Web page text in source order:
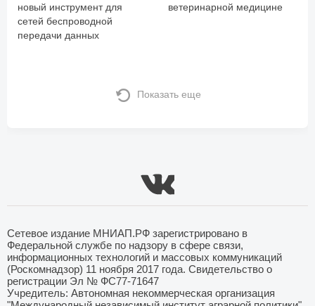
новый инструмент для
сетей беспроводной
передачи данных
ветеринарной медицине
Показать еще
Сетевое издание МНИАП.РФ зарегистрировано в
Федеральной службе по надзору в сфере связи,
информационных технологий и массовых коммуникаций
(Роскомнадзор) 11 ноября 2017 года. Свидетельство о
регистрации Эл № ФС77-71647
Учредитель: Автономная некоммерческая организация